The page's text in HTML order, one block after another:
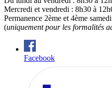
Mercredi et vendredi : 8h30 à
Permanence 2ème et 4ème
(uniquement pour les formalités
Facebook